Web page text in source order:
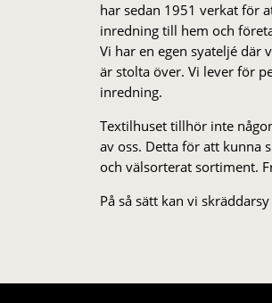
har sedan 1951 verkat för
inredning till hem och
Vi har en egen syateljé där
är stolta över. Vi lever för
inredning.
Textilhuset tillhör inte
av oss. Detta för att kunna
och välsorterat sor­ti­ment.
På så sätt kan vi